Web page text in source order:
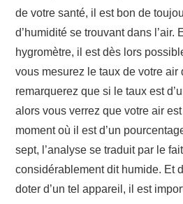
de votre santé, il est bon de
d’humidité se trouvant dans l’air.
hygromètre, il est dès lors
vous mesurez le taux de votre air
remarquerez que si le taux est
alors vous verrez que votre air
moment où il est d’un
sept, l’analyse se traduit par le
considérablement dit humide. Et
doter d’un tel appareil, il est